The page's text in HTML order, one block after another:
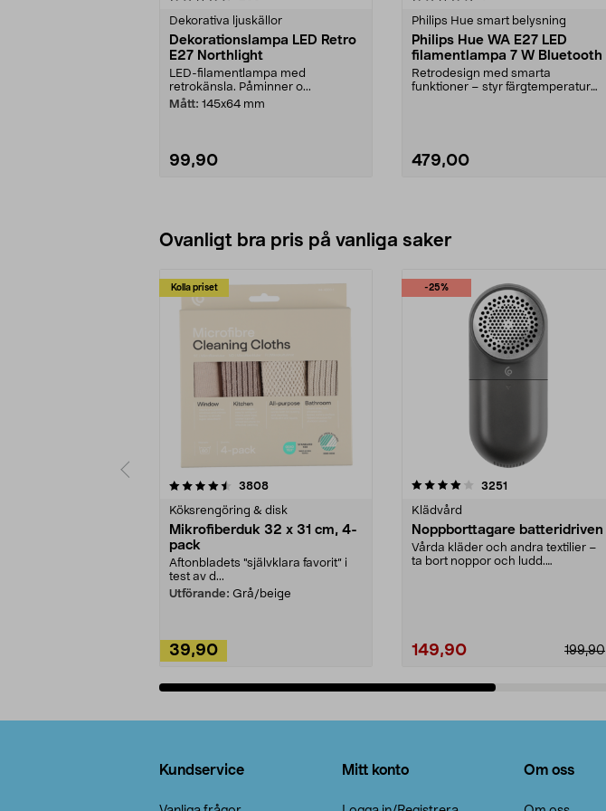
Dekorativa ljuskällor
Dekorationslampa LED Retro
E27 Northlight
LED-filamentlampa med
retrokänsla. Påminner o...
Mått: 145x64 mm
99,90
Philips Hue smart belysning
Philips Hue WA E27 LED
filamentlampa 7 W Bluetooth
Retrodesign med smarta
funktioner – styr färgtemperatur
479,00
Ovanligt bra pris på vanliga saker
Kolla priset
3808recensioner
Köksrengöring & disk
Mikrofiberduk 32 x 31 cm, 4-
pack
Aftonbladets "självklara favorit” i
test av d...
Utförande: Grå/beige
39,90
-25%
4.0av 5 stjärnor 3251
Klädvård
Noppborttagare batteridriven
Vårda kläder och andra textilier –
ta bort noppor och ludd.
199,90
149,90
4.5av 5 stjärnor
Kundservice Mitt konto Om oss